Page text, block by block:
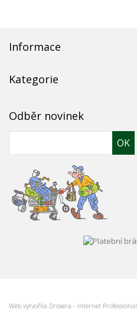
Informace
Web vytvořila Drosera - Internet Professional
Kategorie
Odběr novinek
OK